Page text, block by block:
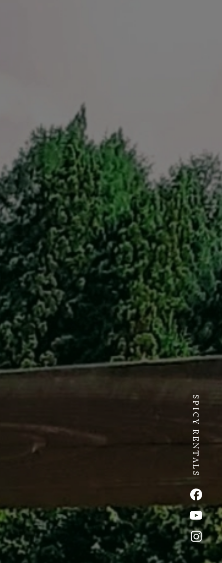
SPICY RENTALS
公式
公式
公式イ